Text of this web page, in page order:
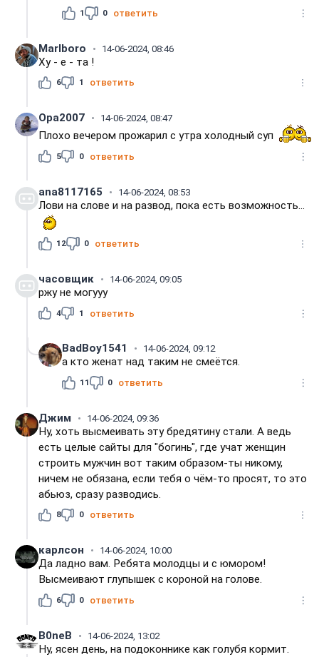
1 0 ответить
Marlboro 14-06-2024, 08:46
Ху - е - та !
6 1 ответить
Opa2007 14-06-2024, 08:47
Плохо вечером прожарил с утра холодный суп
5 0 ответить
ana8117165 14-06-2024, 08:53
Лови на слове и на развод, пока есть возможность...
12 0 ответить
часовщик 14-06-2024, 09:05
ржу не могууу
4 1 ответить
BadBoy1541 14-06-2024, 09:12
а кто женат над таким не смеётся.
11 0 ответить
Джим 14-06-2024, 09:36
Ну, хоть высмеивать эту бредятину стали. А ведь
есть целые сайты для "богинь", где учат женщин
строить мужчин вот таким образом-ты никому,
ничем не обязана, если тебя о чём-то просят, то это
абьюз, сразу разводись.
8 0 ответить
карлсон 14-06-2024, 10:00
Да ладно вам. Ребята молодцы и с юмором!
Высмеивают глупышек с короной на голове.
6 0 ответить
B0neB 14-06-2024, 13:02
Ну, ясен день, на подоконнике как голубя кормит.